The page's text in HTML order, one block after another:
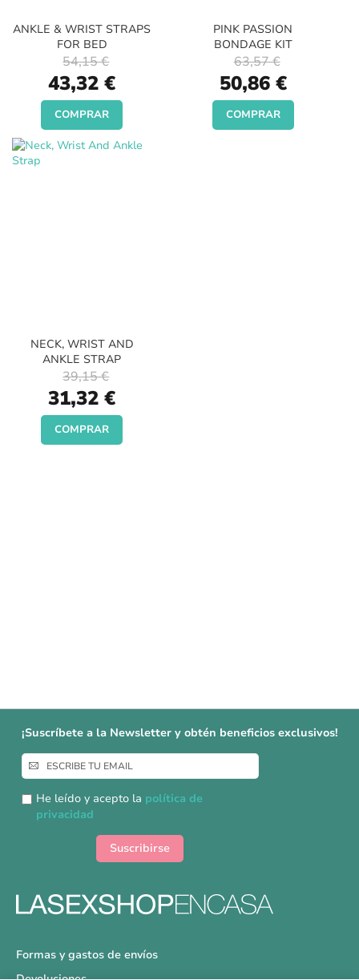
ANKLE & WRIST STRAPS
FOR BED
Special
Price
43,32 €
54,15 €
COMPRAR
PINK PASSION
BONDAGE KIT
Special
Price
50,86 €
63,57 €
COMPRAR
NECK, WRIST AND
ANKLE STRAP
Special
Price
31,32 €
39,15 €
COMPRAR
¡Suscríbete a la Newsletter y obtén beneficios exclusivos!
Inscríbase
a
nuestro
boletín
He leído y acepto la política de
privacidad
Suscribirse
Formas y gastos de envíos